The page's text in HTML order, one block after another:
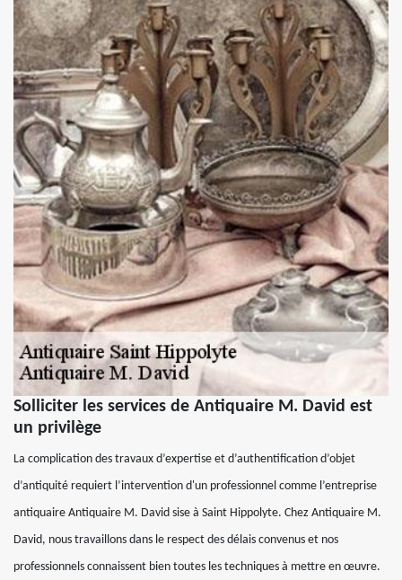
Solliciter les services de Antiquaire M. David est
un privilège
La complication des travaux d’expertise et d’authentification d’objet
d’antiquité requiert l’intervention d'un professionnel comme l’entreprise
antiquaire Antiquaire M. David sise à Saint Hippolyte. Chez Antiquaire M.
David, nous travaillons dans le respect des délais convenus et nos
professionnels connaissent bien toutes les techniques à mettre en œuvre.